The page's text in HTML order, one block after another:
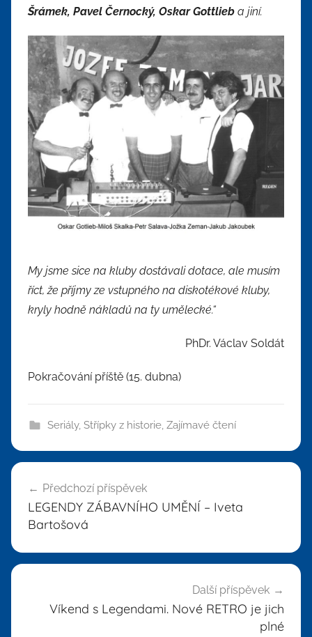
Šrámek, Pavel Černocký, Oskar Gottlieb a jiní.
My jsme sice na kluby dostávali dotace, ale musím
říct, že příjmy ze vstupného na diskotékové kluby,
kryly hodně nákladů na ty umělecké.“
PhDr. Václav Soldát
Pokračování příště (15. dubna)
Seriály, Střípky z historie, Zajímavé čtení
Navigace
pro
příspěvek
Předchozí příspěvek
LEGENDY ZÁBAVNÍHO UMĚNÍ – Iveta
Bartošová
Další příspěvek
Víkend s Legendami. Nové RETRO je jich
plné